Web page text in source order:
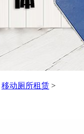
移动厕所租赁 >